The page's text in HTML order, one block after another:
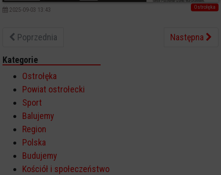
Ostrołęka
2025-09-03 13:43
Poprzednia Następna
Kategorie
Ostrołęka
Powiat ostrołecki
Sport
Balujemy
Region
Polska
Budujemy
Kościół i społeczeństwo